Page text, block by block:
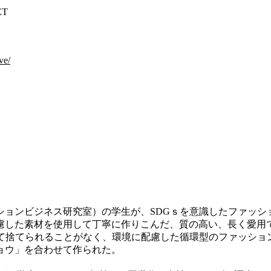
ンビジネス研究室）の学生が、SDGｓを意識したファッ
た素材を使用して丁寧に作りこんだ、質の高い、長く愛
てられることがなく、環境に配慮した循環型のファッシ
」を合わせて作られた。